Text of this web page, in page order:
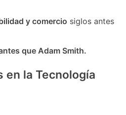
y comercio siglos antes
que Adam Smith.
en la Tecnología